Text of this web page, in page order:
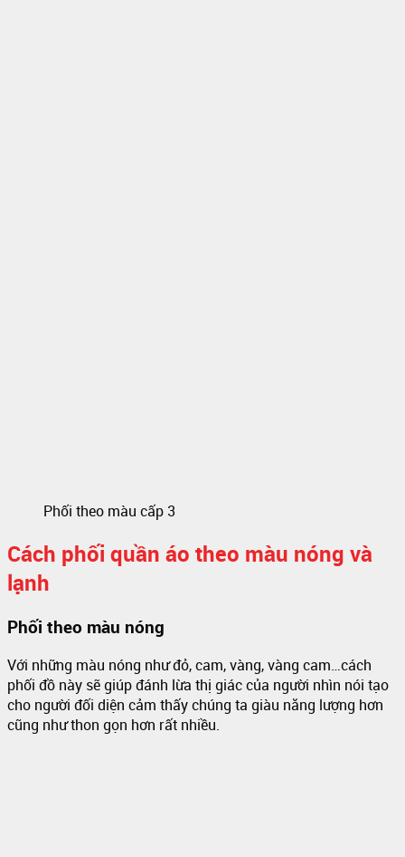
Phối theo màu cấp 3
Cách phối quần áo theo màu nóng và
lạnh
Phối theo màu nóng
Với những màu nóng như đỏ, cam, vàng, vàng cam…cách
phối đồ này sẽ giúp đánh lừa thị giác của người nhìn nói tạo
cho người đối diện cảm thấy chúng ta giàu năng lượng hơn
cũng như thon gọn hơn rất nhiều.